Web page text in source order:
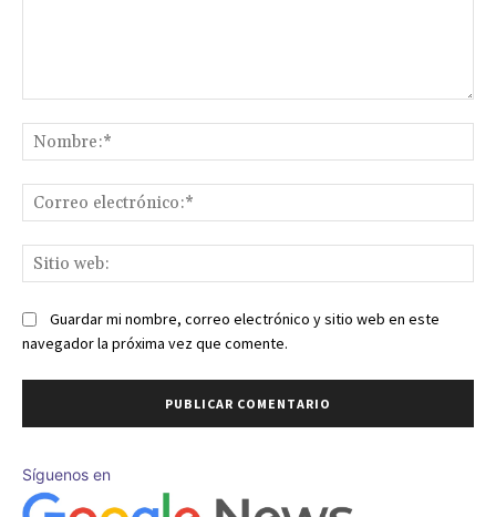
Guardar mi nombre, correo electrónico y sitio web en este
navegador la próxima vez que comente.
Síguenos en